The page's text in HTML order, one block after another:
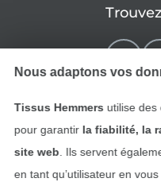
Nous adaptons vos
Tissus Hemmers utilise des
pour garantir la fiabilité, la
site web . Ils servent
en tant qu’utilisateur en